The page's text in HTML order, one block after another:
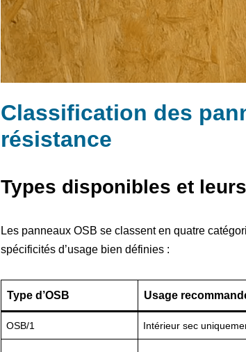
Classification des
résistance
Types disponibles et
Les panneaux OSB se classent en quatre
spécificités d’usage bien définies :
Type d’OSB Usage
OSB/1 Intérieur sec